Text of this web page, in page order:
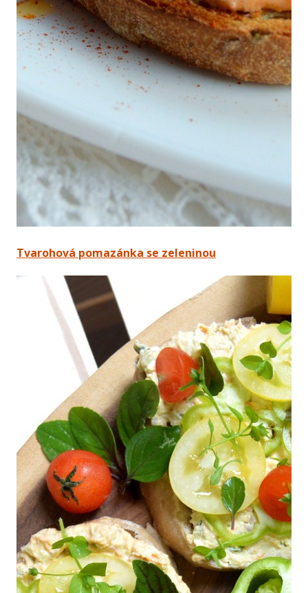
Tvarohová pomazánka se zeleninou